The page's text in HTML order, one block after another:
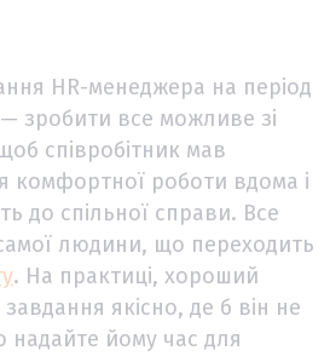
HR-менеджера на період
зробити все можливе зі
співробітник мав
комфортної роботи вдома і
до спільної справи. Все
людини, що переходить
. На практиці, хороший
якісно, ​​де б він не
надайте йому час для